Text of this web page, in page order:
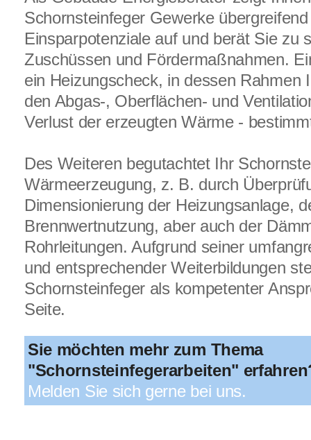
Schornsteinfeger Gewerke
Einsparpotenziale auf und berät Sie zu
Zuschüssen und Fördermaßnahmen.
ein Heizungscheck, in dessen Rahmen
den Abgas-, Oberflächen- und
Verlust der erzeugten Wärme -
Des Weiteren begutachtet Ihr
Wärmeerzeugung, z. B. durch
Dimensionierung der Heizungsanlage,
Brennwertnutzung, aber auch der
Rohrleitungen. Aufgrund seiner
und entsprechender Weiterbildungen
Schornsteinfeger als kompetenter
Seite.
Sie möchten mehr zum Thema
"Schornsteinfegerarbeiten"
Melden Sie sich gerne bei uns.